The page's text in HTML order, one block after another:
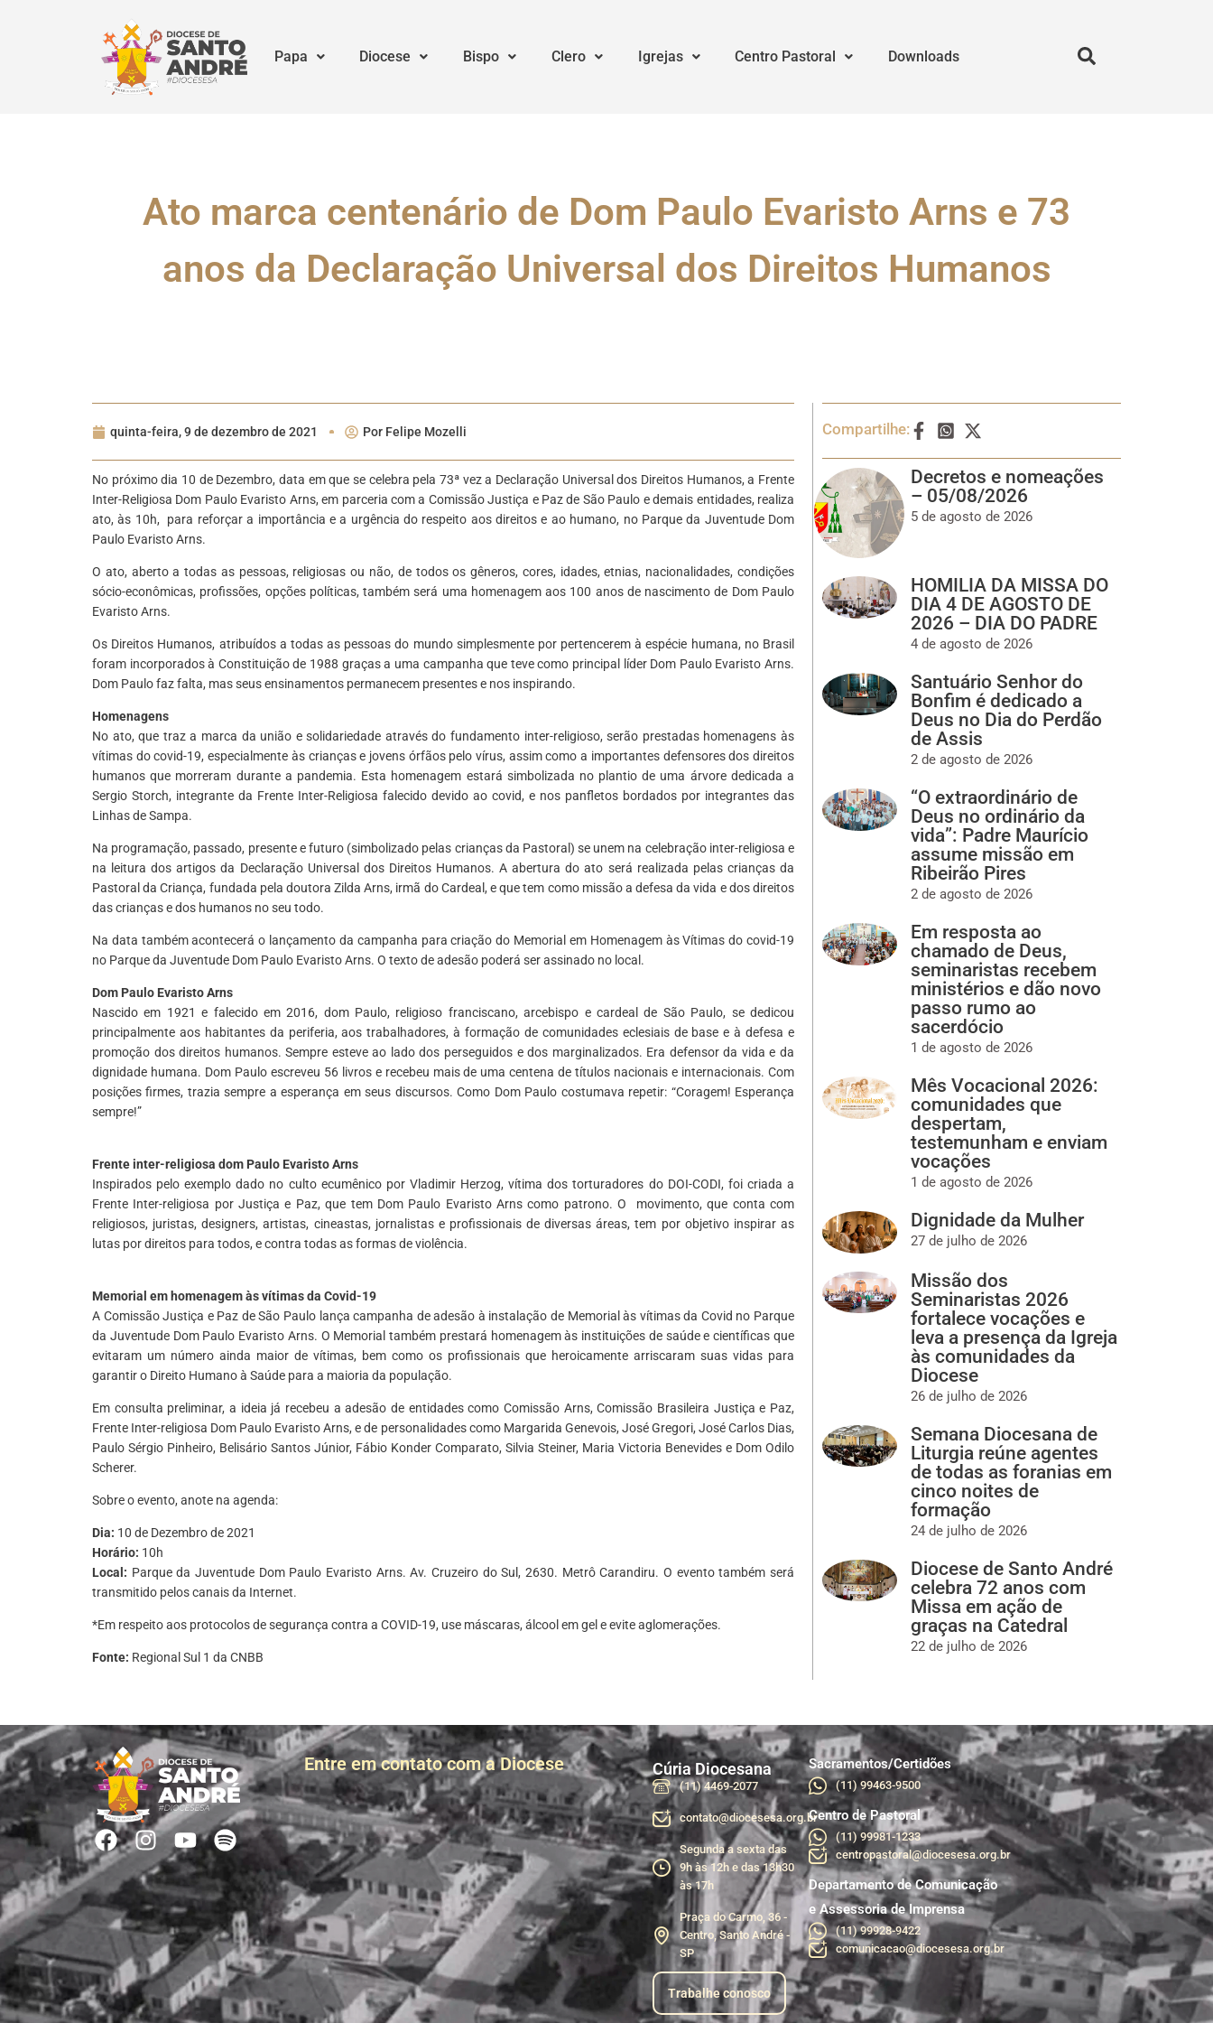
Papa Diocese Bispo Clero Igrejas Centro Pastoral Downloads
Ato marca centenário de Dom Paulo Evaristo Arns e 73
anos da Declaração Universal dos Direitos Humanos
quinta-feira, 9 de dezembro de 2021 Por Felipe Mozelli
No próximo dia 10 de Dezembro, data em que se celebra pela 73ª vez a Declaração Universal dos Direitos Humanos, a Frente
Inter-Religiosa Dom Paulo Evaristo Arns, em parceria com a Comissão Justiça e Paz de São Paulo e demais entidades, realiza
ato, às 10h, para reforçar a importância e a urgência do respeito aos direitos e ao humano, no Parque da Juventude Dom
Paulo Evaristo Arns.
O ato, aberto a todas as pessoas, religiosas ou não, de todos os gêneros, cores, idades, etnias, nacionalidades, condições
sócio-econômicas, profissões, opções políticas, também será uma homenagem aos 100 anos de nascimento de Dom Paulo
Evaristo Arns.
Os Direitos Humanos, atribuídos a todas as pessoas do mundo simplesmente por pertencerem à espécie humana, no Brasil
foram incorporados à Constituição de 1988 graças a uma campanha que teve como principal líder Dom Paulo Evaristo Arns.
Dom Paulo faz falta, mas seus ensinamentos permanecem presentes e nos inspirando.
Homenagens
No ato, que traz a marca da união e solidariedade através do fundamento inter-religioso, serão prestadas homenagens às
vítimas do covid-19, especialmente às crianças e jovens órfãos pelo vírus, assim como a importantes defensores dos direitos
humanos que morreram durante a pandemia. Esta homenagem estará simbolizada no plantio de uma árvore dedicada a
Sergio Storch, integrante da Frente Inter-Religiosa falecido devido ao covid, e nos panfletos bordados por integrantes das
Linhas de Sampa.
Na programação, passado, presente e futuro (simbolizado pelas crianças da Pastoral) se unem na celebração inter-religiosa e
na leitura dos artigos da Declaração Universal dos Direitos Humanos. A abertura do ato será realizada pelas crianças da
Pastoral da Criança, fundada pela doutora Zilda Arns, irmã do Cardeal, e que tem como missão a defesa da vida e dos direitos
das crianças e dos humanos no seu todo.
Na data também acontecerá o lançamento da campanha para criação do Memorial em Homenagem às Vítimas do covid-19
no Parque da Juventude Dom Paulo Evaristo Arns. O texto de adesão poderá ser assinado no local.
Dom Paulo Evaristo Arns
Nascido em 1921 e falecido em 2016, dom Paulo, religioso franciscano, arcebispo e cardeal de São Paulo, se dedicou
principalmente aos habitantes da periferia, aos trabalhadores, à formação de comunidades eclesiais de base e à defesa e
promoção dos direitos humanos. Sempre esteve ao lado dos perseguidos e dos marginalizados. Era defensor da vida e da
dignidade humana. Dom Paulo escreveu 56 livros e recebeu mais de uma centena de títulos nacionais e internacionais. Com
posições firmes, trazia sempre a esperança em seus discursos. Como Dom Paulo costumava repetir: “Coragem! Esperança
sempre!”
Frente inter-religiosa dom Paulo Evaristo Arns
Inspirados pelo exemplo dado no culto ecumênico por Vladimir Herzog, vítima dos torturadores do DOI-CODI, foi criada a
Frente Inter-religiosa por Justiça e Paz, que tem Dom Paulo Evaristo Arns como patrono. O movimento, que conta com
religiosos, juristas, designers, artistas, cineastas, jornalistas e profissionais de diversas áreas, tem por objetivo inspirar as
lutas por direitos para todos, e contra todas as formas de violência.
Memorial em homenagem às vítimas da Covid-19
A Comissão Justiça e Paz de São Paulo lança campanha de adesão à instalação de Memorial às vítimas da Covid no Parque
da Juventude Dom Paulo Evaristo Arns. O Memorial também prestará homenagem às instituições de saúde e científicas que
evitaram um número ainda maior de vítimas, bem como os profissionais que heroicamente arriscaram suas vidas para
garantir o Direito Humano à Saúde para a maioria da população.
Em consulta preliminar, a ideia já recebeu a adesão de entidades como Comissão Arns, Comissão Brasileira Justiça e Paz,
Frente Inter-religiosa Dom Paulo Evaristo Arns, e de personalidades como Margarida Genevois, José Gregori, José Carlos Dias,
Paulo Sérgio Pinheiro, Belisário Santos Júnior, Fábio Konder Comparato, Silvia Steiner, Maria Victoria Benevides e Dom Odilo
Scherer.
Sobre o evento, anote na agenda:
Dia: 10 de Dezembro de 2021
Horário: 10h
Local: Parque da Juventude Dom Paulo Evaristo Arns. Av. Cruzeiro do Sul, 2630. Metrô Carandiru. O evento também será
transmitido pelos canais da Internet.
*Em respeito aos protocolos de segurança contra a COVID-19, use máscaras, álcool em gel e evite aglomerações.
Fonte: Regional Sul 1 da CNBB
Compartilhe:
Decretos e nomeações
– 05/08/2026
5 de agosto de 2026
HOMILIA DA MISSA DO
DIA 4 DE AGOSTO DE
2026 – DIA DO PADRE
4 de agosto de 2026
Santuário Senhor do
Bonfim é dedicado a
Deus no Dia do Perdão
de Assis
2 de agosto de 2026
“O extraordinário de
Deus no ordinário da
vida”: Padre Maurício
assume missão em
Ribeirão Pires
2 de agosto de 2026
Em resposta ao
chamado de Deus,
seminaristas recebem
ministérios e dão novo
passo rumo ao
sacerdócio
1 de agosto de 2026
Mês Vocacional 2026:
comunidades que
despertam,
testemunham e enviam
vocações
1 de agosto de 2026
Dignidade da Mulher
27 de julho de 2026
Missão dos
Seminaristas 2026
fortalece vocações e
leva a presença da Igreja
às comunidades da
Diocese
26 de julho de 2026
Semana Diocesana de
Liturgia reúne agentes
de todas as foranias em
cinco noites de
formação
24 de julho de 2026
Diocese de Santo André
celebra 72 anos com
Missa em ação de
graças na Catedral
22 de julho de 2026
Entre em contato com a Diocese Cúria Diocesana
(11) 4469-2077
contato@diocesesa.org.br
Segunda a sexta das
9h às 12h e das 13h30
às 17h
Praça do Carmo, 36 -
Centro, Santo André -
SP
Trabalhe conosco
Sacramentos/Certidões
(11) 99463-9500
Centro de Pastoral
(11) 99981-1233
centropastoral@diocesesa.org.br
Departamento de Comunicação
e Assessoria de Imprensa
(11) 99928-9422
comunicacao@diocesesa.org.br